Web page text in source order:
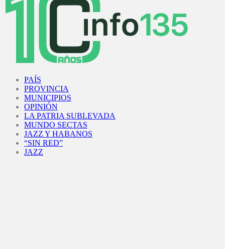
PAÍS
PROVINCIA
MUNICIPIOS
OPINIÓN
LA PATRIA SUBLEVADA
MUNDO SECTAS
JAZZ Y HABANOS
“SIN RED”
JAZZ